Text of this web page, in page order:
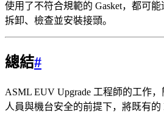
使用了不符合規範的 Gasket，都可
拆卸、檢查並安裝接頭。
總結#
ASML EUV Upgrade 工程師的工作
人員與機台安全的前提下，將既有